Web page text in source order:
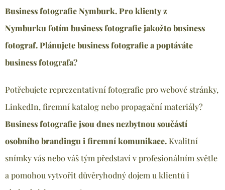
Business fotografie Nymburk. Pro klienty z
Nymburku fotím business fotografie jakožto business
fotograf. Plánujete business fotografie a poptáváte
business fotografa?
Potřebujete reprezentativní fotografie pro webové stránky,
LinkedIn, firemní katalog nebo propagační materiály?
Business fotografie jsou dnes nezbytnou součástí
osobního brandingu i firemní komunikace.Kvalitní
snímky vás nebo váš tým představí v profesionálním světle
a pomohou vytvořit důvěryhodný dojem u klientů i